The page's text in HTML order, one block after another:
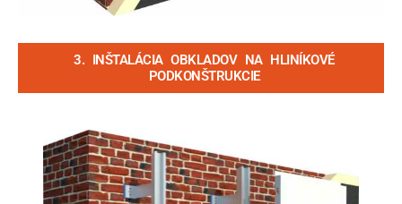
3. INŠTALÁCIA OBKLADOV NA HLINÍKOVÉ
PODKONŠTRUKCIE